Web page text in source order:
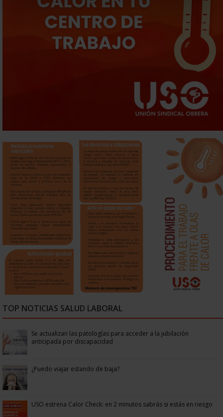
TOP NOTICIAS SALUD LABORAL
Se actualizan las patologías para acceder a la jubilación
anticipada por discapacidad
¿Puedo viajar estando de baja?
USO estrena Calor Check: en 2 minutos sabrás si estás en riesgo